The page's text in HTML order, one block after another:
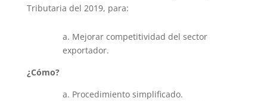
Tributaria del 2019, para:
a. Mejorar competitividad del sector
exportador.
¿Cómo?
a. Procedimiento simplificado.